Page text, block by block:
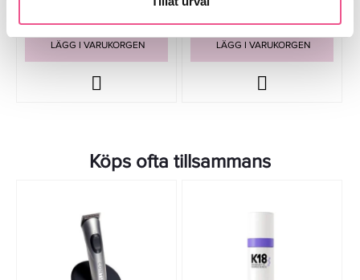
LÄGG I VARUKORGEN LÄGG I VARUKORGEN
Köps ofta tillsammans